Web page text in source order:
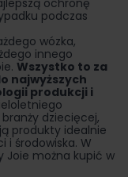
ochronę
podczas
wózka,
innego
Wszystko to za
najwyższych
produkcji i
dziecięcej,
produkty idealnie
i środowiska. W
Joie można kupić w